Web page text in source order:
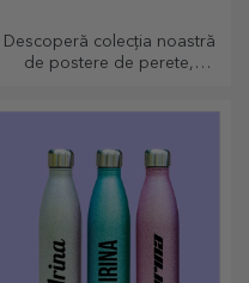
Descoperă colecția noastră
de postere de perete,
vibrante și calitate premium —
perfecte pentru a adăuga
personalitate casei, biroului
sau studioului tău.